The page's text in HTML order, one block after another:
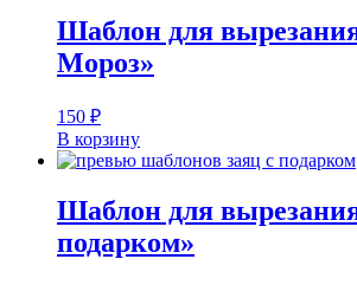
Шаблон для
Мороз»
150 ₽
В корзину
Шаблон для
подарком»